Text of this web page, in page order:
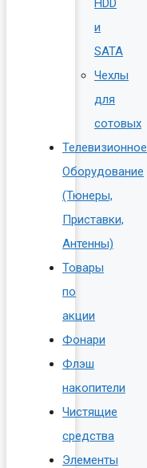
и
SATA
Чехлы
для
сотовых
Телевизионное
Оборудование
(Тюнеры,
Приставки,
Антенны)
Товары
по
акции
Фонари
Флэш
накопители
Чистящие
средства
Элементы